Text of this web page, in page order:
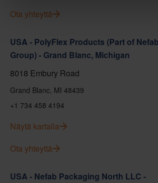
Ota yhteyttä
USA - PolyFlex Products (Part of Nefab
Group) - Grand Blanc, Michigan
8018 Embury Road
Grand Blanc, MI 48439
+1 734 458 4194
Näytä kartalla
Ota yhteyttä
USA - Nefab Packaging North LLC -